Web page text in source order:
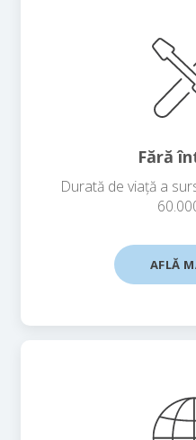
Fără
Durată de viață a
AFLĂ